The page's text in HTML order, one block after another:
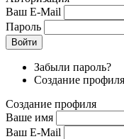
Ваш E-Mail
Пароль
Войти
Забыли пароль?
Создание профиля
Создание профиля
Ваше имя
Ваш E-Mail